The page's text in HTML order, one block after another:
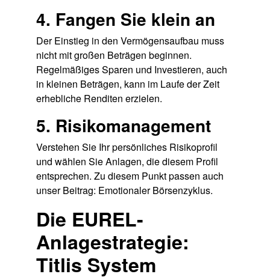
4. Fangen Sie klein an
Der Einstieg in den Vermögensaufbau muss
nicht mit großen Beträgen beginnen.
Regelmäßiges Sparen und Investieren, auch
in kleinen Beträgen, kann im Laufe der Zeit
erhebliche Renditen erzielen.
5. Risikomanagement
Verstehen Sie Ihr persönliches Risikoprofil
und wählen Sie Anlagen, die diesem Profil
entsprechen. Zu diesem Punkt passen auch
unser Beitrag: Emotionaler Börsenzyklus.
Die EUREL-
Anlagestrategie:
Titlis System